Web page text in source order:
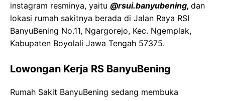
instagram resminya, yaitu @rsui.banyubening, dan
lokasi rumah sakitnya berada di Jalan Raya RSI
BanyuBening No.11, Ngargorejo, Kec. Ngemplak,
Kabupaten Boyolali Jawa Tengah 57375.
Lowongan Kerja RS BanyuBening
Rumah Sakit BanyuBening sedang membuka